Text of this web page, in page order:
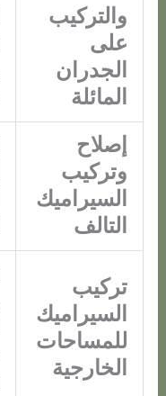
والتركيب
على
الجدران
المائلة
إصلاح
وتركيب
السيراميك
التالف
تركيب
السيراميك
للمساحات
الخارجية